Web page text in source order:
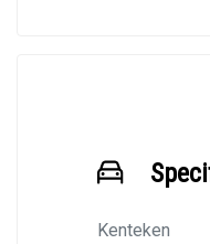
Kenteken